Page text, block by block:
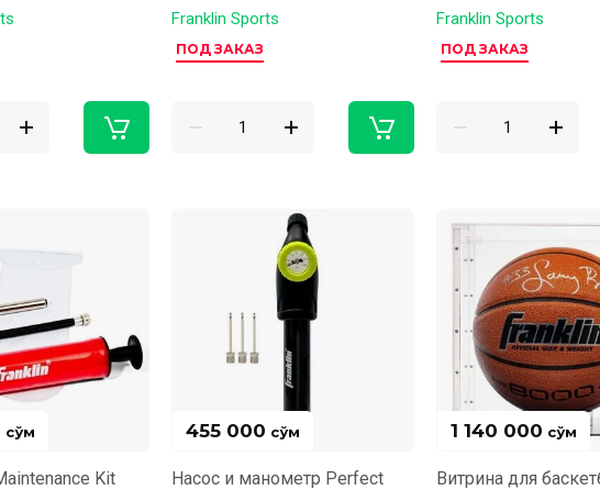
Franklin Sports
ПОД ЗАКАЗ
Franklin Sports
ПОД ЗАКАЗ
сўм
Kit
455 000 сўм
Hасос и манометр Perfect
1 140 000 сўм
Витрина для